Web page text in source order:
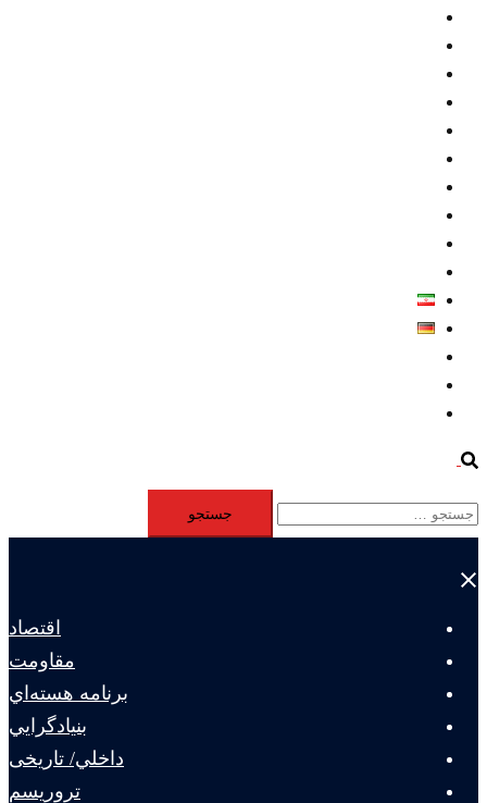
Search
جستجو
برای:
Close
اقتصاد
مقاومت
برنامه هسته‌اي
بنيادگرايي
داخلي/ تاریخی
تروريسم